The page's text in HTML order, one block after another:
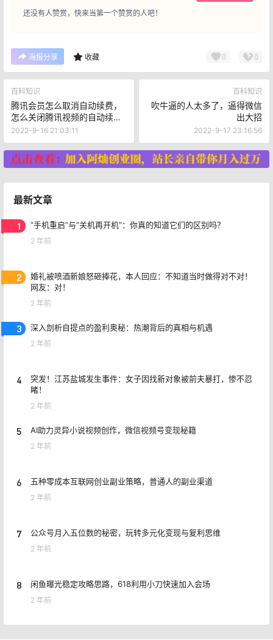
还没有人赞赏，快来当第一个赞赏的人吧！
海报分享 收藏 0 0
百科知识
腾讯会员怎么取消自动续费，
怎么关闭腾讯视频的自动续
费？忘记关了可以申请退款
2022-9-16 21:03:11
百科知识
吹牛逼的人太多了，逼得微信
出大招
2022-9-17 23:16:56
最新文章
1 “手机重启”与“关机再开机”：你真的知道它们的区别吗？
2 年前
2
婚礼被喷酒新娘怒砸捧花，本人回应：不知道当时做得对不对！
网友：对！
2 年前
3 深入剖析自提点的盈利奥秘：热潮背后的真相与机遇
2 年前
4
突发！江苏盐城发生事件：女子因找新对象被前夫暴打，惨不忍
睹！
2 年前
5 AI助力灵异小说视频创作，微信视频号变现秘籍
2 年前
6 五种零成本互联网创业副业策略，普通人的副业渠道
2 年前
7 公众号月入五位数的秘密，玩转多元化变现与复利思维
2 年前
8 闲鱼曝光稳定攻略思路，618利用小刀快速加入会场
2 年前